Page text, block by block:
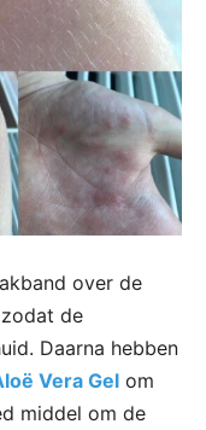
over de
de
Daarna hebben
Vera Gel om
middel om de